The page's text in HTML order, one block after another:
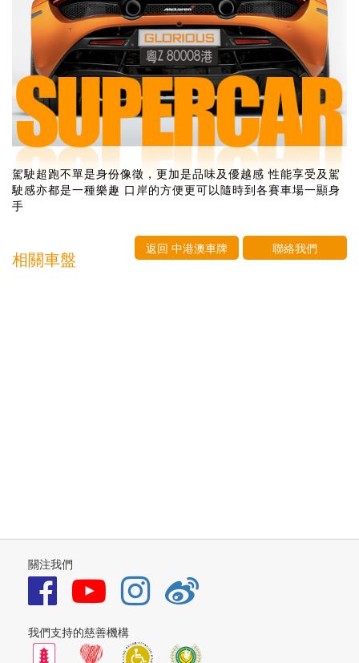
駕駛超跑不單是身份像徵，更加是品味及優越感 性能享受及駕
駛感亦都是一種樂趣 口岸的方便更可以隨時到各賽車場一顯身
手
聯絡我們
返回 中港澳車牌
相關車盤
關注我們
我們支持的慈善機構